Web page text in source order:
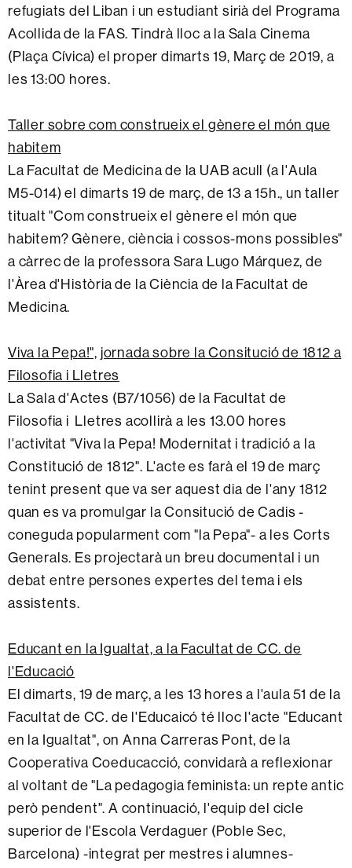
refugiats del Liban i un estudiant sirià del Programa
Acollida de la FAS. Tindrà lloc a la Sala Cinema
(Plaça Cívica) el proper dimarts 19, Març de 2019, a
les 13:00 hores.
Taller sobre com construeix el gènere el món que
habitem
La Facultat de Medicina de la UAB acull (a l'Aula
M5-014) el dimarts 19 de març, de 13 a 15h., un taller
titualt "Com construeix el gènere el món que
habitem? Gènere, ciència i cossos-mons possibles"
a càrrec de la professora Sara Lugo Márquez, de
l'Àrea d'Història de la Ciència de la Facultat de
Medicina.
Viva la Pepa!", jornada sobre la Consitució de 1812 a
Filosofia i Lletres
La Sala d'Actes (B7/1056) de la Facultat de
Filosofia i Lletres acollirà a les 13.00 hores
l'activitat "Viva la Pepa! Modernitat i tradició a la
Constitució de 1812". L'acte es farà el 19 de març
tenint present que va ser aquest dia de l'any 1812
quan es va promulgar la Consitució de Cadis -
coneguda popularment com "la Pepa"- a les Corts
Generals. Es projectarà un breu documental i un
debat entre persones expertes del tema i els
assistents.
Educant en la Igualtat, a la Facultat de CC. de
l'Educació
El dimarts, 19 de març, a les 13 hores a l'aula 51 de la
Facultat de CC. de l'Educaicó té lloc l'acte "Educant
en la Igualtat", on Anna Carreras Pont, de la
Cooperativa Coeducacció, convidarà a reflexionar
al voltant de "La pedagogia feminista: un repte antic
però pendent". A continuació, l'equip del cicle
superior de l'Escola Verdaguer (Poble Sec,
Barcelona) -integrat per mestres i alumnes-